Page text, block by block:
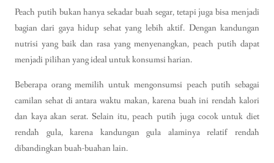
Peach putih bukan hanya sekadar buah segar, tetapi juga bisa menjadi
bagian dari gaya hidup sehat yang lebih aktif. Dengan kandungan
nutrisi yang baik dan rasa yang menyenangkan, peach putih dapat
menjadi pilihan yang ideal untuk konsumsi harian.
Beberapa orang memilih untuk mengonsumsi peach putih sebagai
camilan sehat di antara waktu makan, karena buah ini rendah kalori
dan kaya akan serat. Selain itu, peach putih juga cocok untuk diet
rendah gula, karena kandungan gula alaminya relatif rendah
dibandingkan buah-buahan lain.